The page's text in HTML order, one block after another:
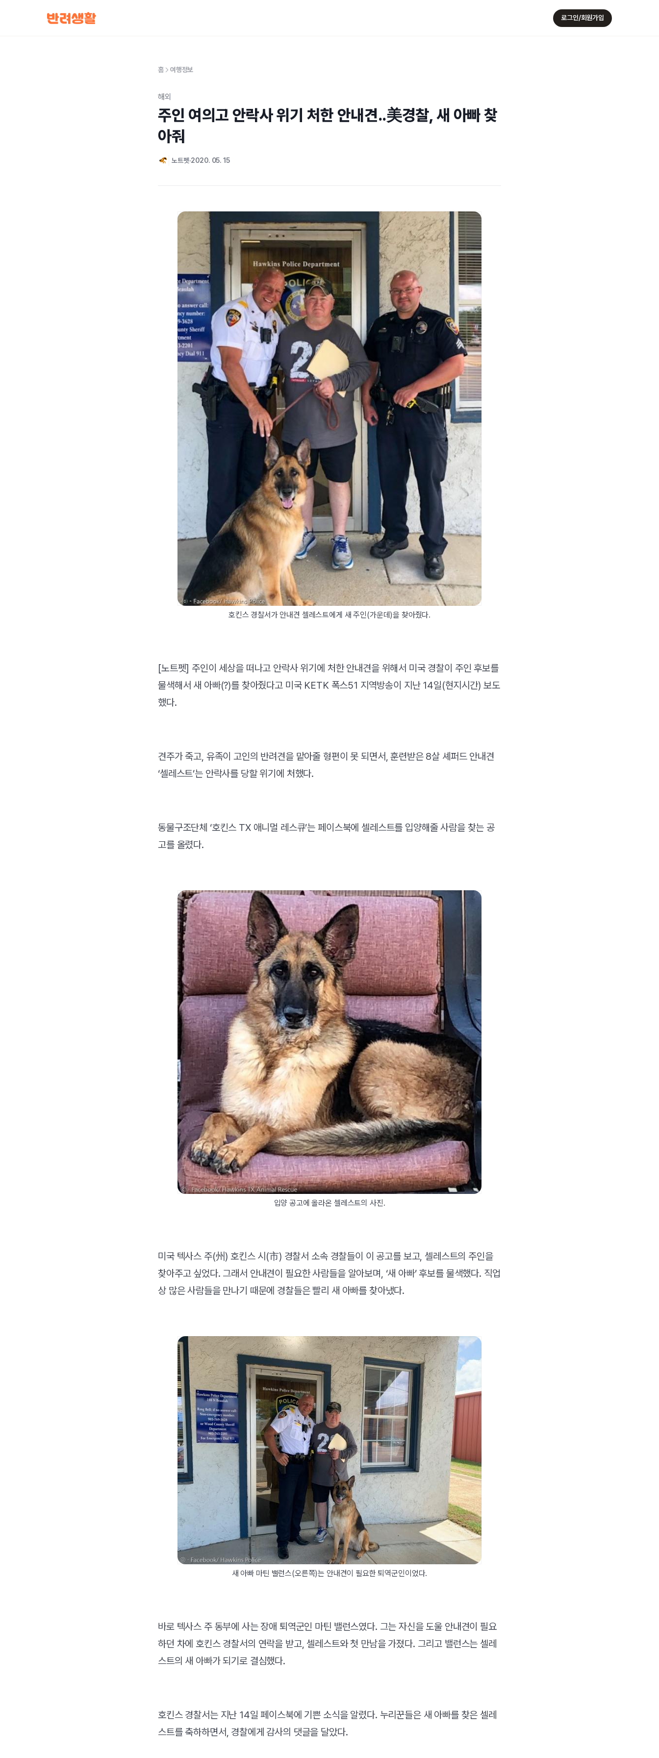
로그인/회원가입
홈 여행정보
해외
주인 여의고 안락사 위기 처한 안내견..美경찰, 새 아빠 찾
아줘
노트펫 2020. 05. 15
호킨스 경찰서가 안내견 셀레스트에게 새 주인(가운데)을 찾아줬다.
[노트펫] 주인이 세상을 떠나고 안락사 위기에 처한 안내견을 위해서 미국 경찰이 주인 후보를
물색해서 새 아빠(?)를 찾아줬다고 미국 KETK 폭스51 지역방송이 지난 14일(현지시간) 보도
했다.
견주가 죽고, 유족이 고인의 반려견을 맡아줄 형편이 못 되면서, 훈련받은 8살 셰퍼드 안내견
‘셀레스트’는 안락사를 당할 위기에 처했다.
동물구조단체 ‘호킨스 TX 애니멀 레스큐’는 페이스북에 셀레스트를 입양해줄 사람을 찾는 공
고를 올렸다.
입양 공고에 올라온 셀레스트의 사진.
미국 텍사스 주(州) 호킨스 시(市) 경찰서 소속 경찰들이 이 공고를 보고, 셀레스트의 주인을
찾아주고 싶었다. 그래서 안내견이 필요한 사람들을 알아보며, ‘새 아빠’ 후보를 물색했다. 직업
상 많은 사람들을 만나기 때문에 경찰들은 빨리 새 아빠를 찾아냈다.
새 아빠 마틴 밸런스(오른쪽)는 안내견이 필요한 퇴역군인이었다.
바로 텍사스 주 동부에 사는 장애 퇴역군인 마틴 밸런스였다. 그는 자신을 도울 안내견이 필요
하던 차에 호킨스 경찰서의 연락을 받고, 셀레스트와 첫 만남을 가졌다. 그리고 밸런스는 셀레
스트의 새 아빠가 되기로 결심했다.
호킨스 경찰서는 지난 14일 페이스북에 기쁜 소식을 알렸다. 누리꾼들은 새 아빠를 찾은 셀레
스트를 축하하면서, 경찰에게 감사의 댓글을 달았다.